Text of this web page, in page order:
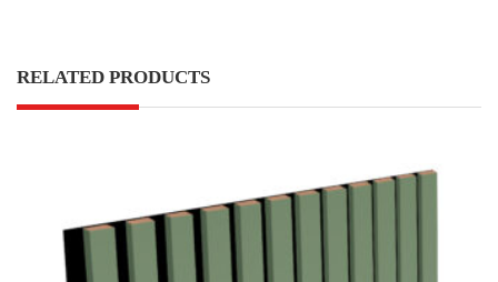
RELATED PRODUCTS